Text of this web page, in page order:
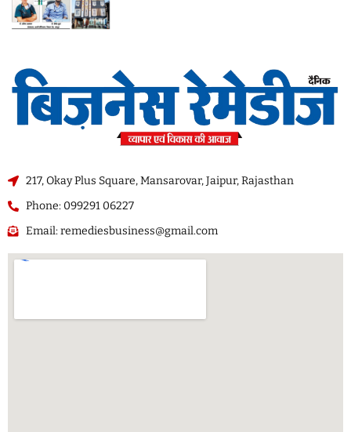
217, Okay Plus Square, Mansarovar, Jaipur, Rajasthan
Phone: 099291 06227
Email: remediesbusiness@gmail.com